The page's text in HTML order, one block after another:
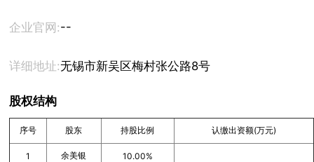
企业官网:--
详细地址:无锡市新吴区梅村张公路8号
股权结构
序号 股东 持股比例 认缴出资额(万元)
1 余美银 10.00%